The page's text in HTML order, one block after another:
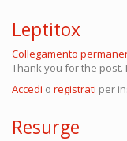
Leptitox
Collegamento
Thank you for the post.
Accedi o registrati per
Resurge